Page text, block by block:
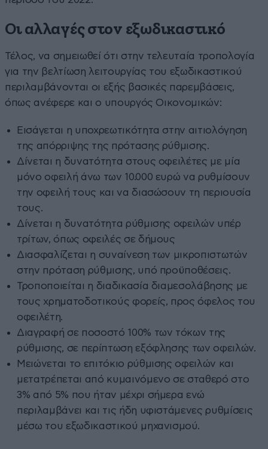
Οι αλλαγές στον εξωδικαστικό
Τέλος, να σημειωθεί ότι στην τελευταία τροπολογία
για την βελτίωση λειτουργίας του εξωδικαστικού
περιλαμβάνονται οι εξής βασικές παρεμβάσεις,
όπως ανέφερε και ο υπουργός Οικονομικών:
Εισάγεται η υποχρεωτικότητα στην αιτιολόγηση
της απόρριψης της πρότασης ρύθμισης.
Δίνεται η δυνατότητα στους οφειλέτες με μία
μόνο οφειλή άνω των 10.000 ευρώ να ρυθμίσουν
την οφειλή τους και να διασώσουν τη περιουσία
τους.
Δίνεται η δυνατότητα ρύθμισης οφειλών υπέρ
τρίτων, όπως οφειλές σε δήμους
Διασφαλίζεται η συναίνεση των μικροπιστωτών
στην πρόταση ρύθμισης, υπό προϋποθέσεις.
Τροποποιείται η διαδικασία διαμεσολάβησης με
τους χρηματοδοτικούς φορείς, προς όφελος του
οφειλέτη.
Διαγραφή σε ποσοστό 100% των τόκων της
ρύθμισης, σε περίπτωση εξόφλησης των οφειλών.
Μειώνεται το επιτόκιο ρύθμισης οφειλών και
μετατρέπεται από κυμαινόμενο σε σταθερό στο
3% από 5% που ήταν μέχρι σήμερα ενώ
περιλαμβάνει και τις ήδη υφιστάμενες ρυθμίσεις
μέσω του εξωδικαστικού μηχανισμού.